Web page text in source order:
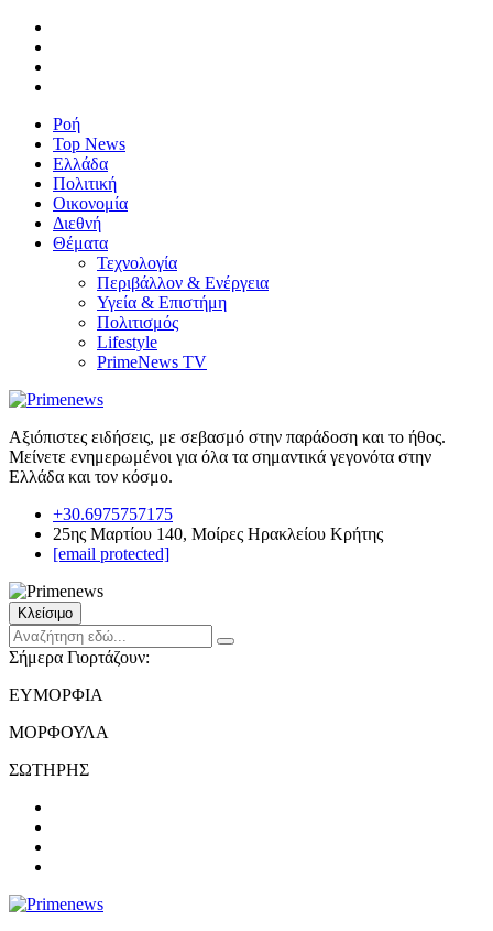
Ροή
Top News
Ελλάδα
Πολιτική
Οικονομία
Διεθνή
Θέματα
Τεχνολογία
Περιβάλλον & Ενέργεια
Υγεία & Επιστήμη
Πολιτισμός
Lifestyle
PrimeNews TV
Αξιόπιστες ειδήσεις, με σεβασμό στην παράδοση και το ήθος.
Μείνετε ενημερωμένοι για όλα τα σημαντικά γεγονότα στην
Ελλάδα και τον κόσμο.
+30.6975757175
25ης Μαρτίου 140, Μοίρες Ηρακλείου Κρήτης
[email protected]
Κλείσιμο
Σήμερα Γιορτάζουν:
ΕΥΜΟΡΦΙΑ
ΜΟΡΦΟΥΛΑ
ΣΩΤΗΡΗΣ